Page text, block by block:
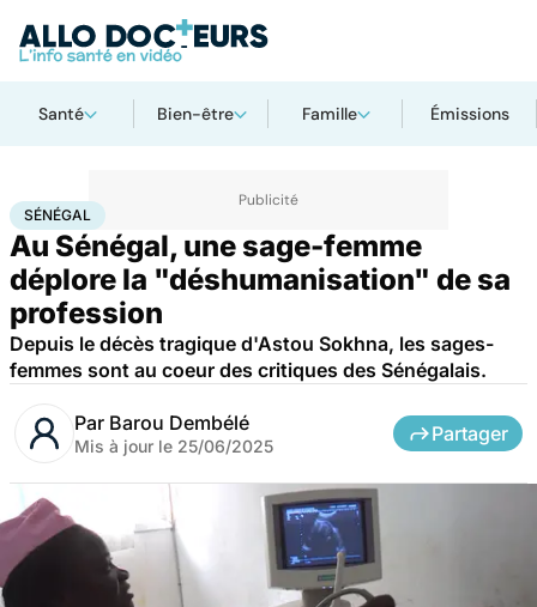
Santé Bien-être Famille Émissions
AccueilSanté
SÉNÉGAL
Au Sénégal, une sage-femme
déplore la "déshumanisation" de sa
profession
Depuis le décès tragique d'Astou Sokhna, les sages-
femmes sont au coeur des critiques des Sénégalais.
Par Barou Dembélé
Mis à jour le 25/06/2025
Partager